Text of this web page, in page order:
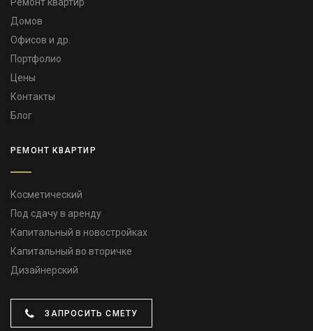
Домов
Офисов и др.
Портфолио
Цены
Контакты
Блог
РЕМОНТ КВАРТИР
Косметический
Под сдачу в аренду
Капитальный в новостройках
Капитальный во вторичке
Дизайнерский
ЗАПРОСИТЬ СМЕТУ